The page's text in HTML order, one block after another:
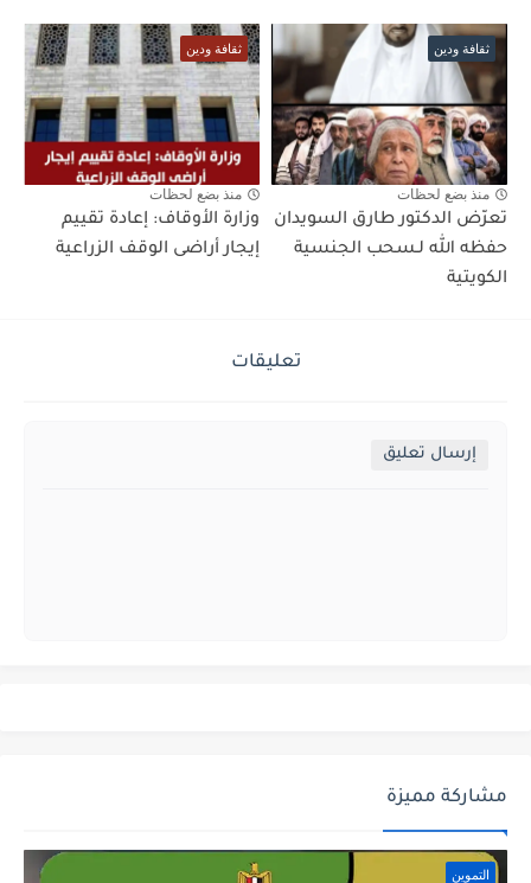
ثقافة ودين
منذ بضع لحظات
تعرّض الدكتور طارق السويدان
حفظه الله لـسحب الجنسية
الكويتية
ثقافة ودين
منذ بضع لحظات
وزارة الأوقاف: إعادة تقييم
إيجار أراضى الوقف الزراعية
تعليقات
إرسال تعليق
مشاركة مميزة
التموين